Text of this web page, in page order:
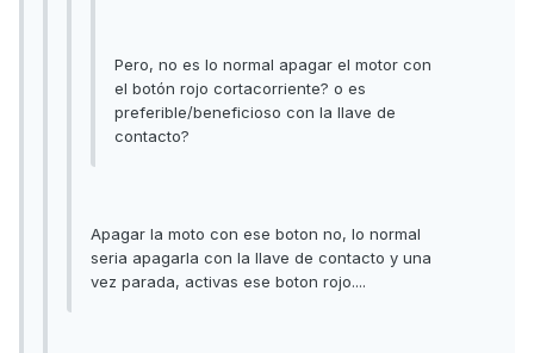
Pero, no es lo normal apagar el motor con
el botón rojo cortacorriente? o es
preferible/beneficioso con la llave de
contacto?
Apagar la moto con ese boton no, lo normal
seria apagarla con la llave de contacto y una
vez parada, activas ese boton rojo....